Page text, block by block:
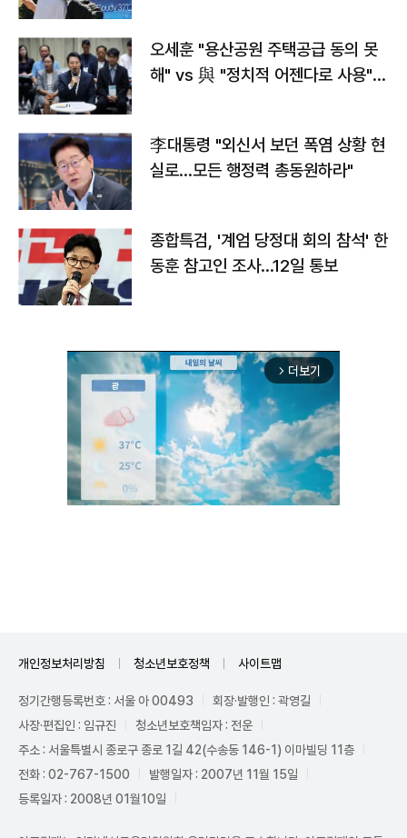
오세훈 "용산공원 주택공급 동의 못
해" vs 與 "정치적 어젠다로 사용"
李대통령 "외신서 보던 폭염 상황 현
실로…모든 행정력 총동원하라"
종합특검, '계엄 당정대 회의 참석' 한
동훈 참고인 조사...12일 통보
arrow_forward_ios 더보기
개인정보처리방침 청소년보호정책 사이트맵
정기간행등록번호 : 서울 아 00493
회장·발행인 : 곽영길
사장·편집인 : 임규진
청소년보호책임자 : 전운
주소 : 서울특별시 종로구 종로 1길 42(수송동 146-1) 이마빌딩 11층
전화 : 02-767-1500
발행일자 : 2007년 11월 15일
등록일자 : 2008년 01월10일